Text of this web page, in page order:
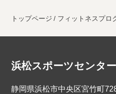
トップページ フィットネスプロ
浜松スポーツセンター
静岡県浜松市中央区宮竹町